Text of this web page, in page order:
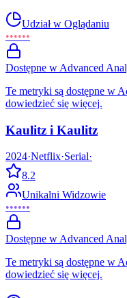
Udział w Oglądaniu
••••••
Dostępne w Advanced
Te metryki są dostępne w
dowiedzieć się więcej.
Kaulitz i Kaulitz
2024·Netflix·Serial·
8.2
Unikalni Widzowie
••••••
Dostępne w Advanced
Te metryki są dostępne w
dowiedzieć się więcej.